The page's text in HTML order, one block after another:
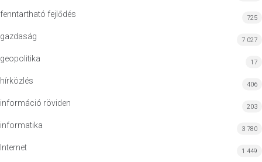
fenntartható fejlődés 725
gazdaság 7 027
geopolitika 17
hírközlés 406
információ röviden 203
informatika 3 780
Internet 1 449